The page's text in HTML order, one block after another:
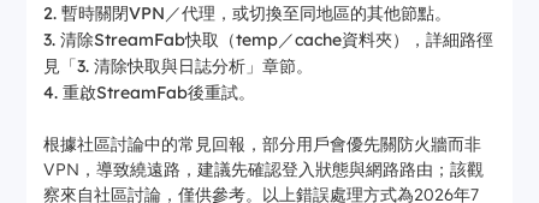
暫時關閉VPN／代理，或切換至同地區的其他節點。
清除StreamFab快取（temp／cache資料夾），詳細路徑
見「3. 清除快取與日誌分析」章節。
重啟StreamFab後重試。
根據社區討論中的常見回報，部分用戶會優先關防火牆而非
VPN，導致繞遠路，建議先確認登入狀態與網路路由；該觀
察來自社區討論，僅供參考。以上錯誤處理方式為2026年7